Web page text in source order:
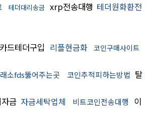
테더대리송금 xrp전송대행 테더원화환전
드테더구입 리플현금화 코인구매사이트
소fds뚫어주는곳 코인추적피하는방법 탈
금 자금세탁업체 비트코인전송대행
이